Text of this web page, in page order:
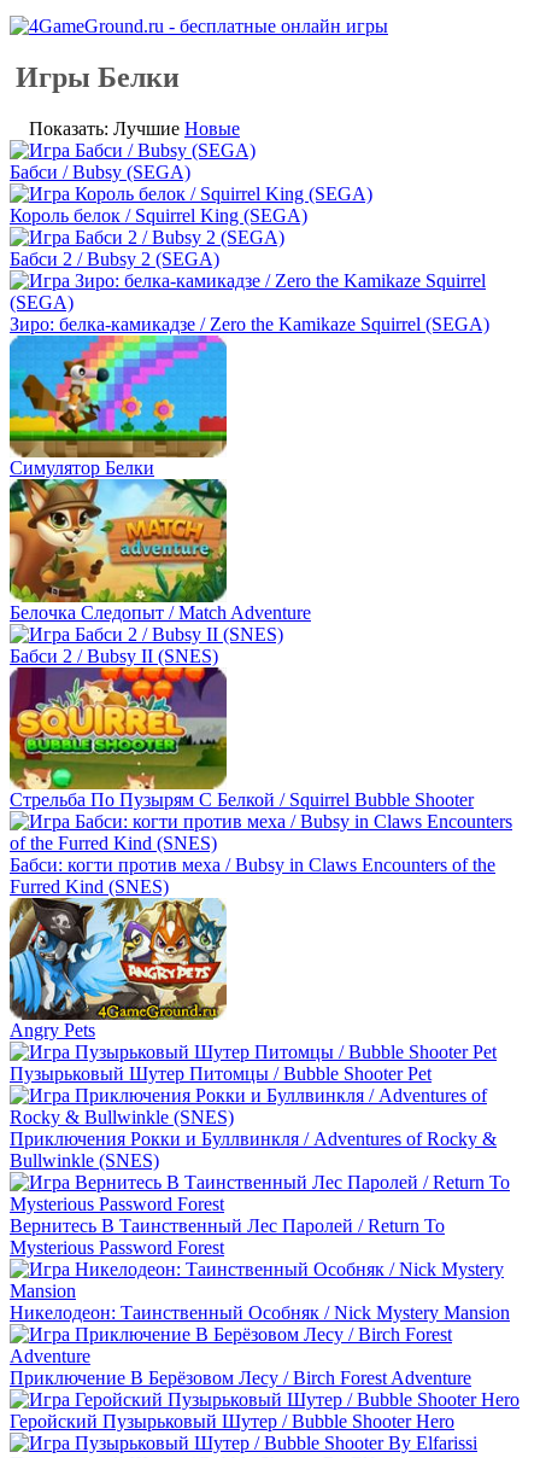
Игры Белки
Показать: Лучшие Новые
Бабси / Bubsy (SEGA)
Король белок / Squirrel King (SEGA)
Бабси 2 / Bubsy 2 (SEGA)
Зиро: белка-камикадзе / Zero the Kamikaze Squirrel (SEGA)
Симулятор Белки
Белочка Следопыт / Match Adventure
Бабси 2 / Bubsy II (SNES)
Стрельба По Пузырям С Белкой / Squirrel Bubble Shooter
Бабси: когти против меха / Bubsy in Claws Encounters of the
Furred Kind (SNES)
Angry Pets
Пузырьковый Шутер Питомцы / Bubble Shooter Pet
Приключения Рокки и Буллвинкля / Adventures of Rocky &
Bullwinkle (SNES)
Вернитесь В Таинственный Лес Паролей / Return To
Mysterious Password Forest
Никелодеон: Таинственный Особняк / Nick Mystery Mansion
Приключение В Берёзовом Лесу / Birch Forest Adventure
Геройский Пузырьковый Шутер / Bubble Shooter Hero